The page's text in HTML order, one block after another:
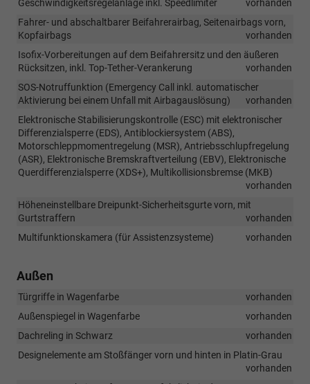
Geschwindigkeitsregelanlage inkl. Speedlimiter
vorhanden
Fahrer- und abschaltbarer Beifahrerairbag, Seitenairbags vorn,
Kopfairbags
vorhanden
Isofix-Vorbereitungen auf dem Beifahrersitz und den äußeren
Rücksitzen, inkl. Top-Tether-Verankerung
vorhanden
SOS-Notruffunktion (Emergency Call inkl. automatischer
Aktivierung bei einem Unfall mit Airbagauslösung)
vorhanden
Elektronische Stabilisierungskontrolle (ESC) mit elektronischer
Differenzialsperre (EDS), Antiblockiersystem (ABS),
Motorschleppmomentregelung (MSR), Antriebsschlupfregelung
(ASR), Elektronische Bremskraftverteilung (EBV), Elektronische
Querdifferenzialsperre (XDS+), Multikollisionsbremse (MKB)
vorhanden
Höheneinstellbare Dreipunkt-Sicherheitsgurte vorn, mit
Gurtstraffern
vorhanden
Multifunktionskamera (für Assistenzsysteme)
vorhanden
Außen
Türgriffe in Wagenfarbe
vorhanden
Außenspiegel in Wagenfarbe
vorhanden
Dachreling in Schwarz
vorhanden
Designelemente am Stoßfänger vorn und hinten in Platin-Grau
vorhanden